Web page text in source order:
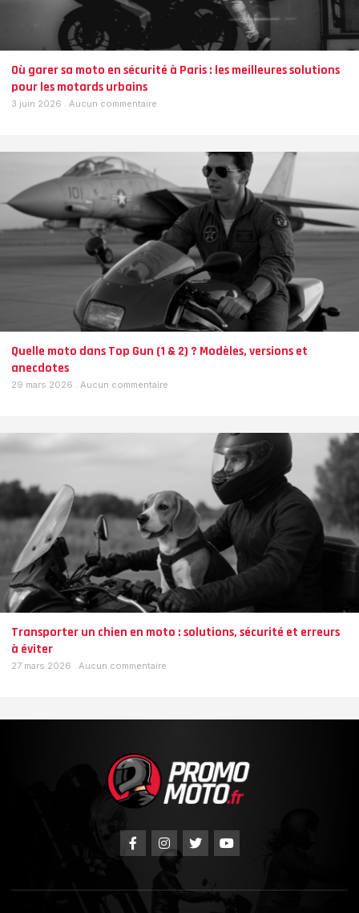
Où garer sa moto en sécurité à Paris : les meilleures solutions
pour les motards urbains
3 juin 2026 Aucun commentaire
Quelle moto dans Top Gun (1 & 2) ? Modèles, versions et
anecdotes
29 mars 2026 Aucun commentaire
Transporter un chien en moto : solutions, sécurité et erreurs
à éviter
27 mars 2026 Aucun commentaire